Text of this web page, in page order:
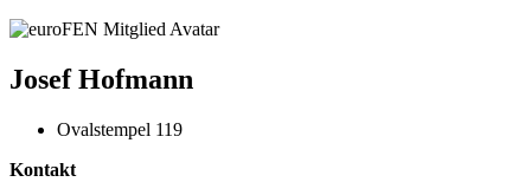
Josef Hofmann
Ovalstempel 119
Kontakt